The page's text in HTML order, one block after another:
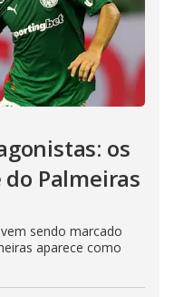
os
Palmeiras
sendo marcado
aparece como